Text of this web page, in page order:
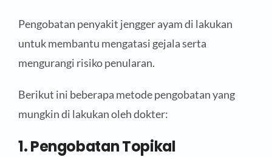
Pengobatan penyakit jengger ayam di lakukan
untuk membantu mengatasi gejala serta
mengurangi risiko penularan.
Berikut ini beberapa metode pengobatan yang
mungkin di lakukan oleh dokter:
1. Pengobatan Topikal